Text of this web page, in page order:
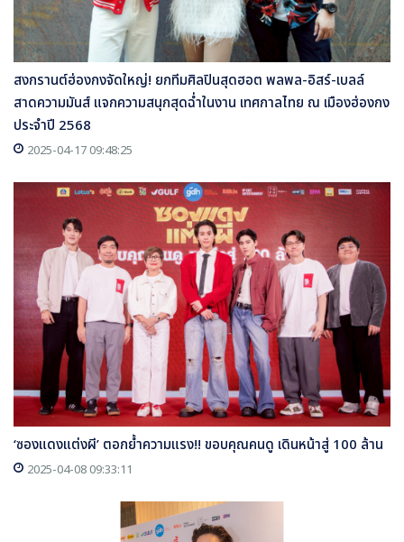
สงกรานต์ฮ่องกงจัดใหญ่! ยกทีมศิลปินสุดฮอต พลพล-อิสร์-เบลล์
สาดความมันส์ แจกความสนุกสุดฉ่ำในงาน เทศกาลไทย ณ เมืองฮ่องกง
ประจำปี 2568
2025-04-17 09:48:25
‘ซองแดงแต่งผี’ ตอกย้ำความแรง!! ขอบคุณคนดู เดินหน้าสู่ 100 ล้าน
2025-04-08 09:33:11